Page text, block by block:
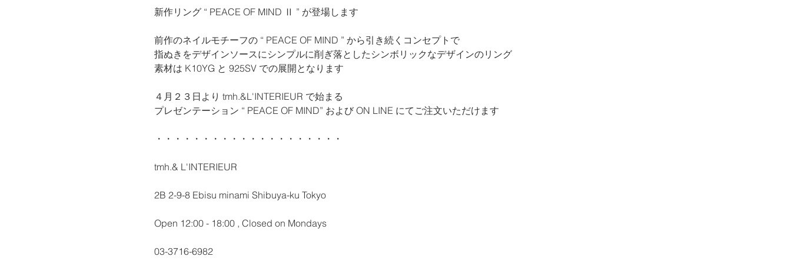
新作リング “ PEACE OF MIND Ⅱ ” が登場します
前作のネイルモチーフの “ PEACE OF MIND ” から引き続くコンセプトで
指ぬきをデザインソースにシンプルに削ぎ落としたシンボリックなデザインのリング
素材は K10YG と 925SV での展開となります
４月２３日より tmh.&L'INTERIEUR で始まる
プレゼンテーション “ PEACE OF MIND” および ON LINE にてご注文いただけます
・・・・・・・・・・・・・・・・・・・・
tmh.& L'INTERIEUR
2B 2-9-8 Ebisu minami Shibuya-ku Tokyo
Open 12:00 - 18:00 , Closed on Mondays
03-3716-6982